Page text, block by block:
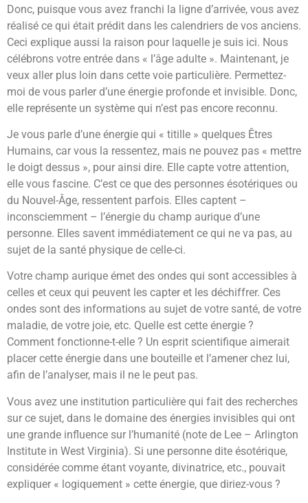
Donc, puisque vous avez franchi la ligne d’arrivée, vous avez
réalisé ce qui était prédit dans les calendriers de vos anciens.
Ceci explique aussi la raison pour laquelle je suis ici. Nous
célébrons votre entrée dans « l’âge adulte ». Maintenant, je
veux aller plus loin dans cette voie particulière. Permettez-
moi de vous parler d’une énergie profonde et invisible. Donc,
elle représente un système qui n’est pas encore reconnu.
Je vous parle d’une énergie qui « titille » quelques Êtres
Humains, car vous la ressentez, mais ne pouvez pas « mettre
le doigt dessus », pour ainsi dire. Elle capte votre attention,
elle vous fascine. C’est ce que des personnes ésotériques ou
du Nouvel-Âge, ressentent parfois. Elles captent –
inconsciemment – l’énergie du champ aurique d’une
personne. Elles savent immédiatement ce qui ne va pas, au
sujet de la santé physique de celle-ci.
Votre champ aurique émet des ondes qui sont accessibles à
celles et ceux qui peuvent les capter et les déchiffrer. Ces
ondes sont des informations au sujet de votre santé, de votre
maladie, de votre joie, etc. Quelle est cette énergie ?
Comment fonctionne-t-elle ? Un esprit scientifique aimerait
placer cette énergie dans une bouteille et l’amener chez lui,
afin de l’analyser, mais il ne le peut pas.
Vous avez une institution particulière qui fait des recherches
sur ce sujet, dans le domaine des énergies invisibles qui ont
une grande influence sur l’humanité (note de Lee – Arlington
Institute in West Virginia). Si une personne dite ésotérique,
considérée comme étant voyante, divinatrice, etc., pouvait
expliquer « logiquement » cette énergie, que diriez-vous ?